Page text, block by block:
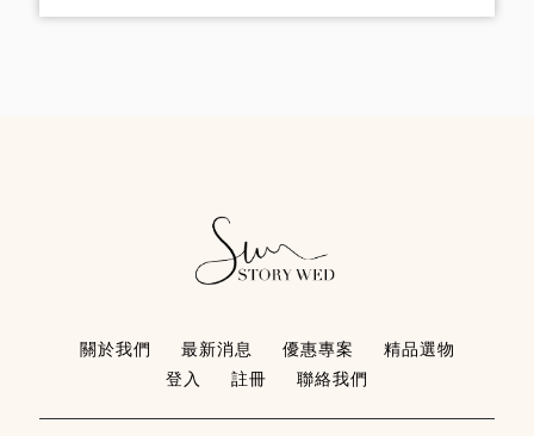
情故事，百場婚顧經驗堆疊起屬於
關於我們 最新消息 優惠專案
精品選物
登入
註冊 聯絡我們